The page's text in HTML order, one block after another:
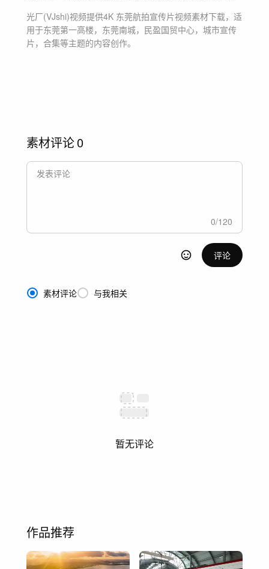
光厂(VJshi)视频提供4K 东莞航拍宣传片视频素材下载，适
用于东莞第一高楼，东莞南城，民盈国贸中心，城市宣传
片，合集等主题的内容创作。
素材评论0
0/120
评论
素材评论 与我相关
暂无评论
作品推荐